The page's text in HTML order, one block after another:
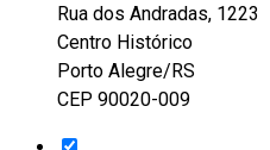
Rua dos Andradas, 1223
Centro Histórico
Porto Alegre/RS
CEP 90020-009